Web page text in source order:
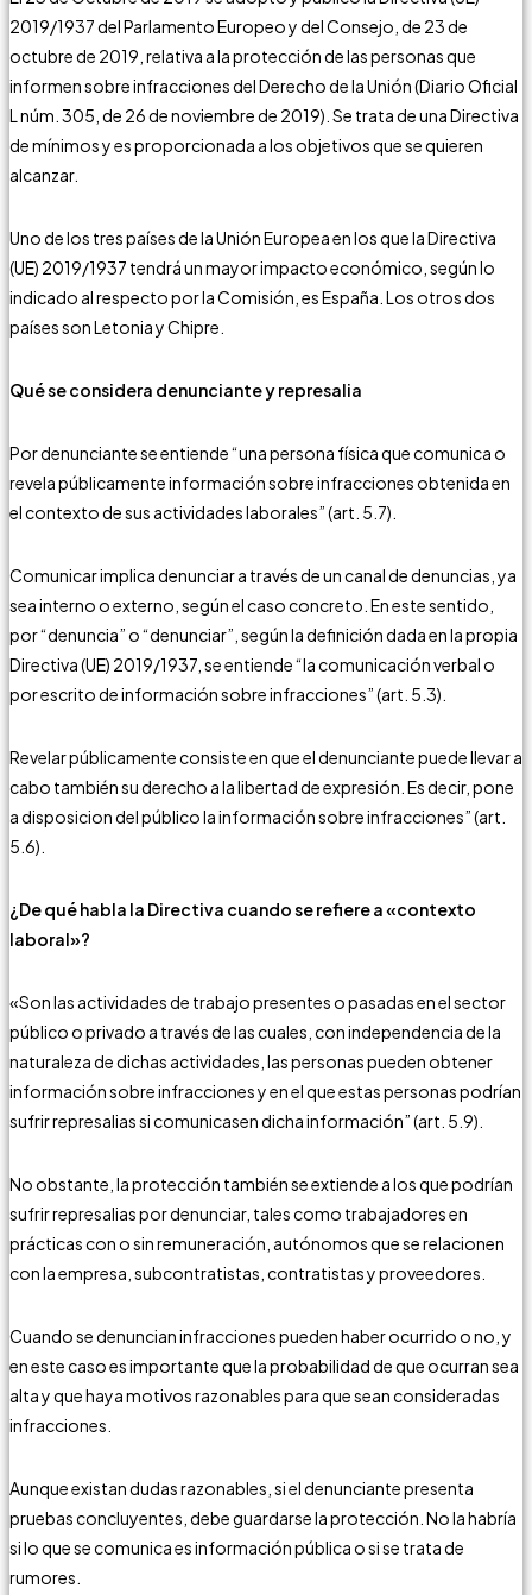
2019/1937 del Parlamento Europeo y del Consejo, de 23 de
octubre de 2019, relativa a la protección de las personas que
informen sobre infracciones del Derecho de la Unión (Diario Oficial
L núm. 305, de 26 de noviembre de 2019). Se trata de una Directiva
de mínimos y es proporcionada a los objetivos que se quieren
alcanzar.
Uno de los tres países de la Unión Europea en los que la Directiva
(UE) 2019/1937 tendrá un mayor impacto económico, según lo
indicado al respecto por la Comisión, es España. Los otros dos
países son Letonia y Chipre.
Qué se considera denunciante y represalia
Por denunciante se entiende “una persona física que comunica o
revela públicamente información sobre infracciones obtenida en
el contexto de sus actividades laborales” (art. 5.7).
Comunicar implica denunciar a través de un canal de denuncias, ya
sea interno o externo, según el caso concreto. En este sentido,
por “denuncia” o “denunciar”, según la definición dada en la propia
Directiva (UE) 2019/1937, se entiende “la comunicación verbal o
por escrito de información sobre infracciones” (art. 5.3).
Revelar públicamente consiste en que el denunciante puede llevar a
cabo también su derecho a la libertad de expresión. Es decir, pone
a disposicion del público la información sobre infracciones” (art.
5.6).
¿De qué habla la Directiva cuando se refiere a «contexto
laboral»?
«Son las actividades de trabajo presentes o pasadas en el sector
público o privado a través de las cuales, con independencia de la
naturaleza de dichas actividades, las personas pueden obtener
información sobre infracciones y en el que estas personas podrían
sufrir represalias si comunicasen dicha información” (art. 5.9).
No obstante, la protección también se extiende a los que podrían
sufrir represalias por denunciar, tales como trabajadores en
prácticas con o sin remuneración, autónomos que se relacionen
con la empresa, subcontratistas, contratistas y proveedores.
Cuando se denuncian infracciones pueden haber ocurrido o no, y
en este caso es importante que la probabilidad de que ocurran sea
alta y que haya motivos razonables para que sean consideradas
infracciones.
Aunque existan dudas razonables, si el denunciante presenta
pruebas concluyentes, debe guardarse la protección. No la habría
si lo que se comunica es información pública o si se trata de
rumores.